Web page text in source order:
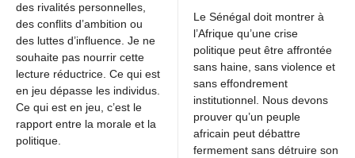
des rivalités personnelles,
des conflits d’ambition ou
des luttes d’influence. Je ne
souhaite pas nourrir cette
lecture réductrice. Ce qui est
en jeu dépasse les individus.
Ce qui est en jeu, c’est le
rapport entre la morale et la
politique.
Le Sénégal doit montrer à
l’Afrique qu’une crise
politique peut être affrontée
sans haine, sans violence et
sans effondrement
institutionnel. Nous devons
prouver qu’un peuple
africain peut débattre
fermement sans détruire son